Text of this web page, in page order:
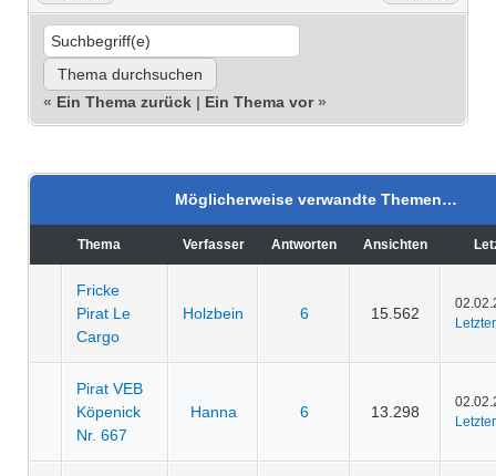
« Ein Thema zurück | Ein Thema vor»
Möglicherweise verwandte Themen…
Thema Verfasser Antworten Ansichten
Fricke
Pirat Le
Cargo
Holzbein 6 15.562
Pirat VEB
Köpenick
Nr. 667
Hanna 6 13.298